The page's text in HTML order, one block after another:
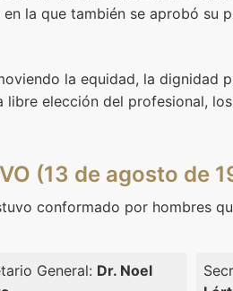
la que también se aprobó su
la equidad, la dignidad
libre elección del profesional,
(13 de agosto de
conformado por hombres
General: Dr. Noel